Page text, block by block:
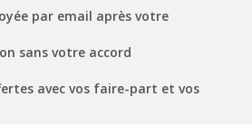
par email après votre
sans votre accord
avec vos faire-part et vos